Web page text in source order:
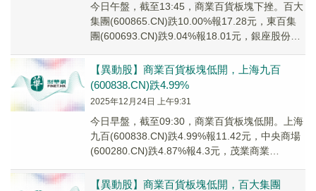
今日午盤，截至13:45，商業百貨板塊下挫。百大
集團(600865.CN)跌10.00%報17.28元，東百集
團(600693.CN)跌9.04%報18.01元，銀座股份
【異動股】商業百貨板塊低開，上海九百
(600838.CN)跌4.99%
2025年12月24日 上午9:31
今日早盤，截至09:30，商業百貨板塊低開。上海
九百(600838.CN)跌4.99%報11.42元，中央商場
(600280.CN)跌4.87%報4.3元，茂業商業
【異動股】商業百貨板塊低開，百大集團